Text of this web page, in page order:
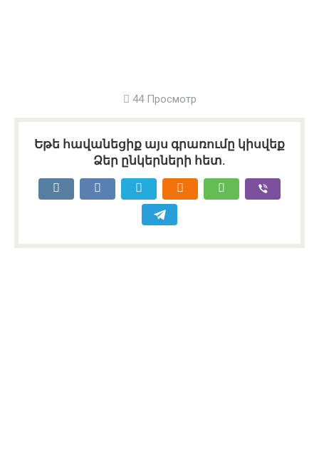
44 Просмотр
Եթե հավանեցիք այս գրառումը կիսվեք
Ձեր ընկերների հետ.